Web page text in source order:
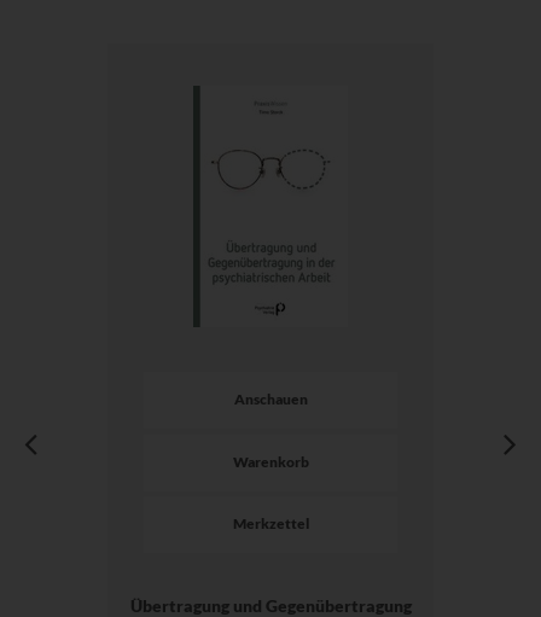
Anschauen
Warenkorb
Merkzettel
Übertragung und Gegenübertragung